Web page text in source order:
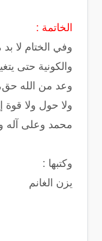
الخاتمة :
وفي الختام لا
والكونية حتى
وعد من الله حق،
ولا حول ولا قوة
محمد وعلى آله
وكتبها :
يزن الغانم